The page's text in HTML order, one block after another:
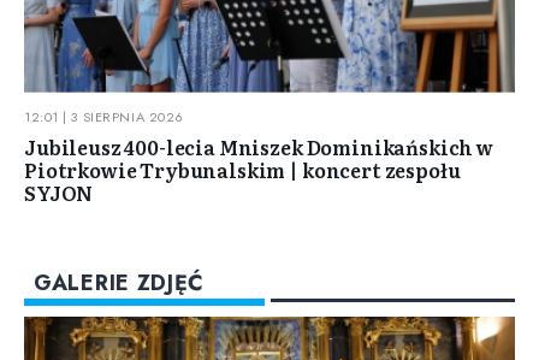
12:01 | 3 SIERPNIA 2026
Jubileusz 400-lecia Mniszek Dominikańskich w
Piotrkowie Trybunalskim | koncert zespołu
SYJON
GALERIE ZDJĘĆ